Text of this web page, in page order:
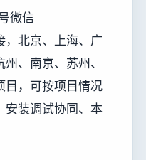
微信
，北京、上海、广
、南京、苏州、
目，可按项目情况
安装调试协同、本